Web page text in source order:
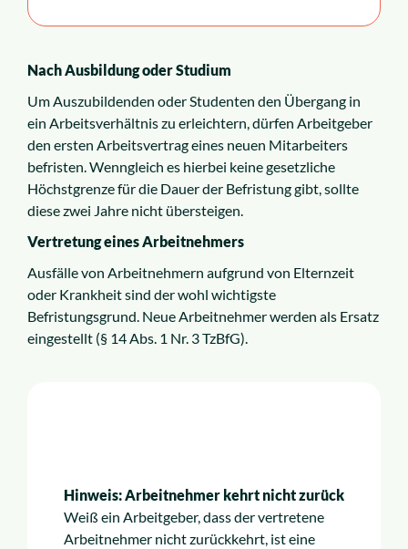
Nach Ausbildung oder Studium
Um Auszubildenden oder Studenten den Übergang in
ein Arbeitsverhältnis zu erleichtern, dürfen Arbeitgeber
den ersten Arbeitsvertrag eines neuen Mitarbeiters
befristen. Wenngleich es hierbei keine gesetzliche
Höchstgrenze für die Dauer der Befristung gibt, sollte
diese zwei Jahre nicht übersteigen.
Vertretung eines Arbeitnehmers
Ausfälle von Arbeitnehmern aufgrund von Elternzeit
oder Krankheit sind der wohl wichtigste
Befristungsgrund. Neue Arbeitnehmer werden als Ersatz
eingestellt (§ 14 Abs. 1 Nr. 3 TzBfG).
Hinweis: Arbeitnehmer kehrt nicht zurück
Weiß ein Arbeitgeber, dass der vertretene
Arbeitnehmer nicht zurückkehrt, ist eine